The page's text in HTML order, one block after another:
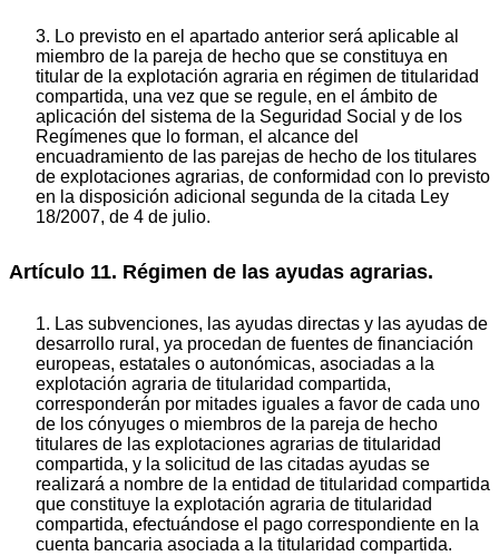
3. Lo previsto en el apartado anterior será aplicable al
miembro de la pareja de hecho que se constituya en
titular de la explotación agraria en régimen de titularidad
compartida, una vez que se regule, en el ámbito de
aplicación del sistema de la Seguridad Social y de los
Regímenes que lo forman, el alcance del
encuadramiento de las parejas de hecho de los titulares
de explotaciones agrarias, de conformidad con lo previsto
en la disposición adicional segunda de la citada Ley
18/2007, de 4 de julio.
Artículo 11. Régimen de las ayudas agrarias.
1. Las subvenciones, las ayudas directas y las ayudas de
desarrollo rural, ya procedan de fuentes de financiación
europeas, estatales o autonómicas, asociadas a la
explotación agraria de titularidad compartida,
corresponderán por mitades iguales a favor de cada uno
de los cónyuges o miembros de la pareja de hecho
titulares de las explotaciones agrarias de titularidad
compartida, y la solicitud de las citadas ayudas se
realizará a nombre de la entidad de titularidad compartida
que constituye la explotación agraria de titularidad
compartida, efectuándose el pago correspondiente en la
cuenta bancaria asociada a la titularidad compartida.